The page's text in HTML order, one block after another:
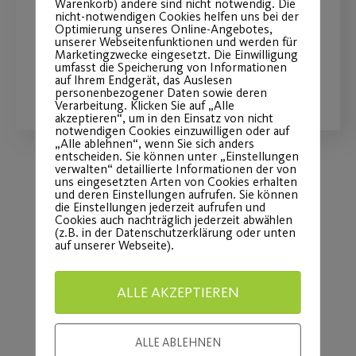
Ferienschwimmkurse in den
Herbstferien ist online!
WEITERLESEN
Load More
Warenkorb) andere sind nicht notwendig. Die
nicht-notwendigen Cookies helfen uns bei der
Optimierung unseres Online-Angebotes,
unserer Webseitenfunktionen und werden für
Marketingzwecke eingesetzt. Die Einwilligung
umfasst die Speicherung von Informationen
auf Ihrem Endgerät, das Auslesen
personenbezogener Daten sowie deren
Verarbeitung. Klicken Sie auf „Alle
akzeptieren“, um in den Einsatz von nicht
notwendigen Cookies einzuwilligen oder auf
„Alle ablehnen“, wenn Sie sich anders
entscheiden. Sie können unter „Einstellungen
verwalten“ detaillierte Informationen der von
uns eingesetzten Arten von Cookies erhalten
und deren Einstellungen aufrufen. Sie können
die Einstellungen jederzeit aufrufen und
Cookies auch nachträglich jederzeit abwählen
(z.B. in der Datenschutzerklärung oder unten
auf unserer Webseite).
ALLE AKZEPTIEREN
ALLE ABLEHNEN